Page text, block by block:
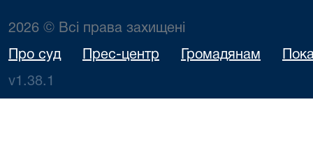
2026 © Всі права захищені
Про суд Прес-центр Громадянам
v1.38.1